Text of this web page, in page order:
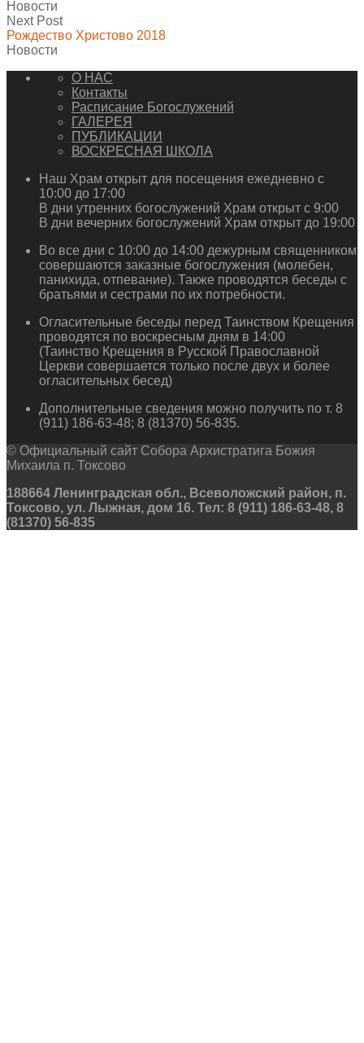
Новости
Next Post
Рождество Христово 2018
Новости
О НАС
Контакты
Расписание Богослужений
ГАЛЕРЕЯ
ПУБЛИКАЦИИ
ВОСКРЕСНАЯ ШКОЛА
Наш Храм открыт для посещения ежедневно с
10:00 до 17:00
В дни утренних богослужений Храм открыт с 9:00
В дни вечерних богослужений Храм открыт до 19:00
Во все дни с 10:00 до 14:00 дежурным священником
совершаются заказные богослужения (молебен,
панихида, отпевание). Также проводятся беседы с
братьями и сестрами по их потребности.
Огласительные беседы перед Таинством Крещения
проводятся по воскресным дням в 14:00
(Таинство Крещения в Русской Православной
Церкви совершается только после двух и более
огласительных бесед)
Дополнительные сведения можно получить по т. 8
(911) 186-63-48; 8 (81370) 56-835.
© Официальный сайт Собора Архистратига Божия
Михаила п. Токсово
188664 Ленинградская обл., Всеволожский район, п.
Токсово, ул. Лыжная, дом 16. Тел: 8 (911) 186-63-48, 8
(81370) 56-835